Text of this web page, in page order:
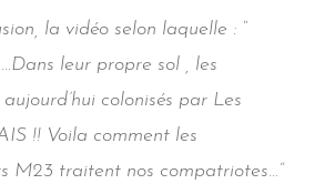
la vidéo selon laquelle : “
leur propre sol , les
colonisés par Les
!! Voila comment les
M23 traitent nos compatriotes…”